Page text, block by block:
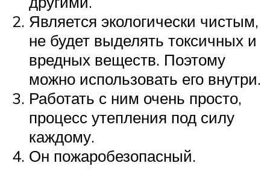
Является экологически чистым,
не будет выделять токсичных и
вредных веществ. Поэтому
можно использовать его внутри.
Работать с ним очень просто,
процесс утепления под силу
каждому.
Он пожаробезопасный.